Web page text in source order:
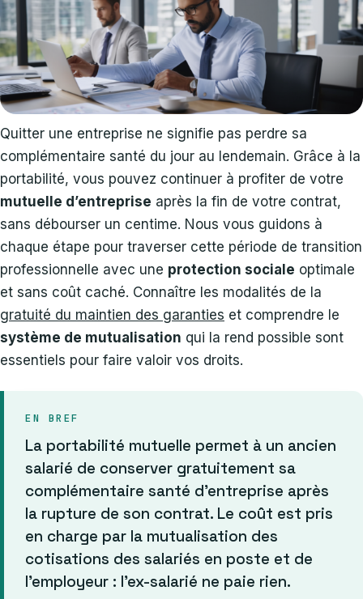
Quitter une entreprise ne signifie pas perdre sa
complémentaire santé du jour au lendemain. Grâce à la
portabilité, vous pouvez continuer à profiter de votre
mutuelle d’entreprise après la fin de votre contrat,
sans débourser un centime. Nous vous guidons à
chaque étape pour traverser cette période de transition
professionnelle avec une protection sociale optimale
et sans coût caché. Connaître les modalités de la
gratuité du maintien des garanties et comprendre le
système de mutualisation qui la rend possible sont
essentiels pour faire valoir vos droits.
EN BREF
La portabilité mutuelle permet à un ancien
salarié de conserver gratuitement sa
complémentaire santé d’entreprise après
la rupture de son contrat. Le coût est pris
en charge par la mutualisation des
cotisations des salariés en poste et de
l’employeur : l’ex-salarié ne paie rien.